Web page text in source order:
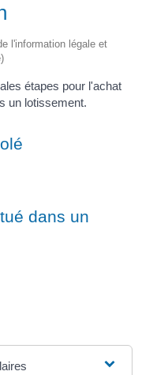
l'information légale et
étapes pour l'achat
un lotissement.
dans un